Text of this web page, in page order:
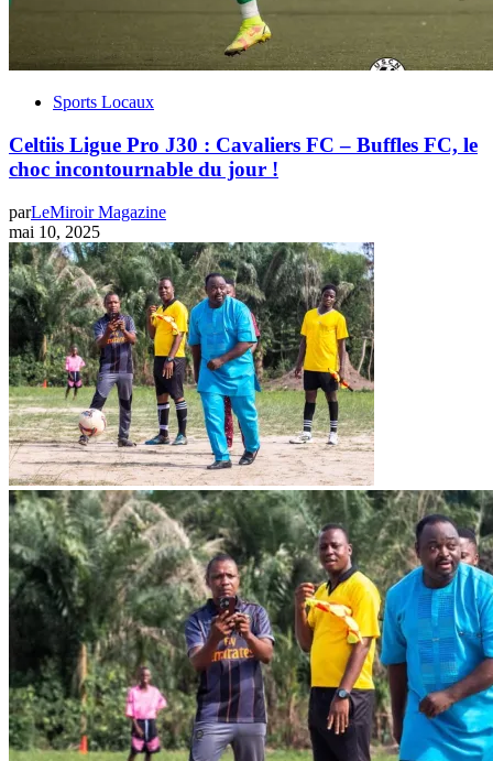
Sports Locaux
Celtiis Ligue Pro J30 : Cavaliers FC – Buffles FC, le
choc incontournable du jour !
parLeMiroir Magazine
mai 10, 2025